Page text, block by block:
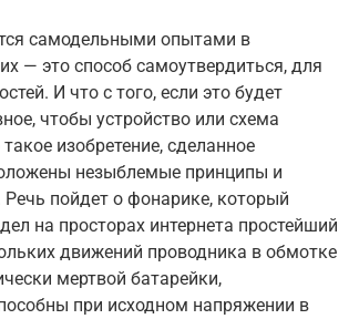
самодельными опытами в
— это способ самоутвердиться, для
И что с того, если это будет
чтобы устройство или схема
изобретение, сделанное
незыблемые принципы и
пойдет о фонарике, который
на просторах интернета простейший
движений проводника в обмотке
мертвой батарейки,
при исходном напряжении в